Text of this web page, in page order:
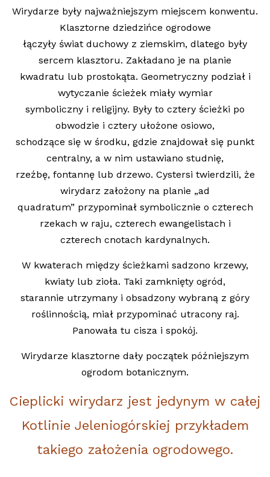
Wirydarze były najważniejszym miejscem konwentu.
Klasztorne dziedzińce ogrodowe
łączyły świat duchowy z ziemskim, dlatego były
sercem klasztoru. Zakładano je na planie
kwadratu lub prostokąta. Geometryczny podział i
wytyczanie ścieżek miały wymiar
symboliczny i religijny. Były to cztery ścieżki po
obwodzie i cztery ułożone osiowo,
schodzące się w środku, gdzie znajdował się punkt
centralny, a w nim ustawiano studnię,
rzeźbę, fontannę lub drzewo. Cystersi twierdzili, że
wirydarz założony na planie „ad
quadratum” przypominał symbolicznie o czterech
rzekach w raju, czterech ewangelistach i
czterech cnotach kardynalnych.
W kwaterach między ścieżkami sadzono krzewy,
kwiaty lub zioła. Taki zamknięty ogród,
starannie utrzymany i obsadzony wybraną z góry
roślinnością, miał przypominać utracony raj.
Panowała tu cisza i spokój.
Wirydarze klasztorne dały początek późniejszym
ogrodom botanicznym.
Cieplicki wirydarz jest jedynym w całej
Kotlinie Jeleniogórskiej przykładem
takiego założenia ogrodowego.